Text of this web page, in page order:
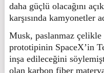
daha güçlü olacağını
karşısında kamyonetler
Musk, paslanmaz çelikle
prototipinin SpaceX’in
inşa edileceğini
olan karbon fiber